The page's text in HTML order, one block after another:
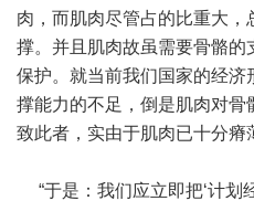
肉，而肌肉尽管占的比重大
撑。并且肌肉故虽需要骨骼
保护。就当前我们国家的经
撑能力的不足，倒是肌肉对骨
致此者，实由于肌肉已十分瘠
“于是：我们应立即把‘计划